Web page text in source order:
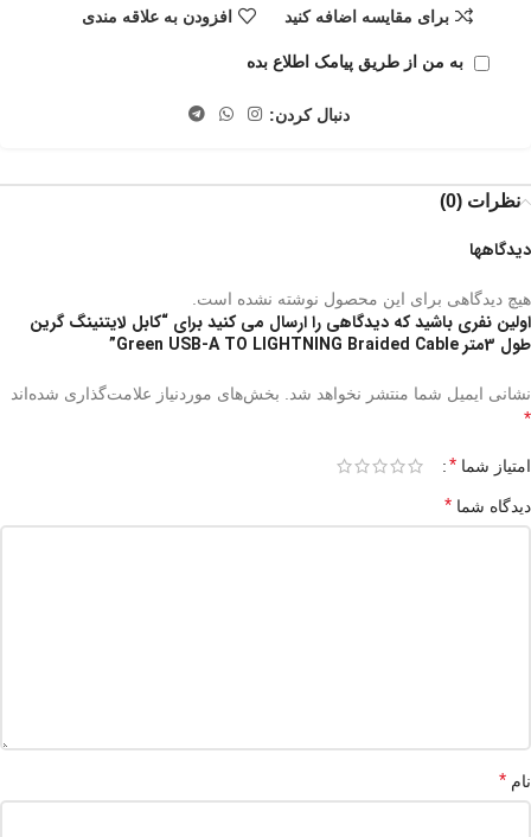
برای مقایسه اضافه کنید افزودن به علاقه مندی
به من از طریق پیامک اطلاع بده
دنبال کردن:
نظرات (0)
دیدگاهها
هیچ دیدگاهی برای این محصول نوشته نشده است.
اولین نفری باشید که دیدگاهی را ارسال می کنید برای “کابل لایتنینگ گرین
طول 3متر Green USB-A TO LIGHTNING Braided Cable”
نشانی ایمیل شما منتشر نخواهد شد. بخش‌های موردنیاز علامت‌گذاری شده‌اند
*
امتیاز شما *
دیدگاه شما *
نام *